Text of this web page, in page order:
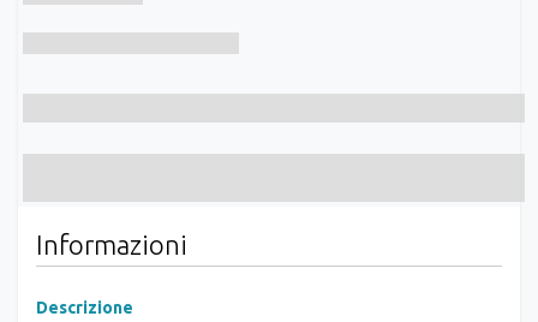
Informazioni
Descrizione